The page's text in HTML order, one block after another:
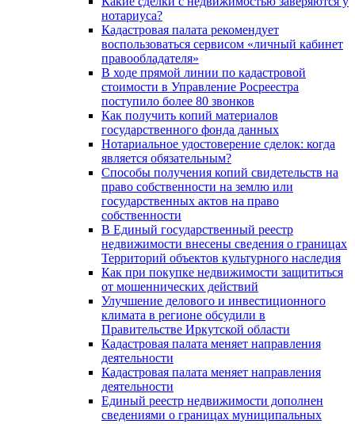
нотариуса?
Кадастровая палата рекомендует
воспользоваться сервисом «личный кабинет
правообладателя»
В ходе прямой линии по кадастровой
стоимости в Управление Росреестра
поступило более 80 звонков
Как получить копий материалов
государственного фонда данных
Нотариальное удостоверение сделок: когда
является обязательным?
Способы получения копий свидетельств на
право собственности на землю или
государственных актов на право
собственности
В Единый государственный реестр
недвижимости внесены сведения о границах
Территорий объектов культурного наследия
Как при покупке недвижимости защититься
от мошеннических действий
Улучшение делового и инвестиционного
климата в регионе обсудили в
Правительстве Иркутской области
Кадастровая палата меняет направления
деятельности
Кадастровая палата меняет направления
деятельности
Единый реестр недвижимости дополнен
сведениями о границах муниципальных